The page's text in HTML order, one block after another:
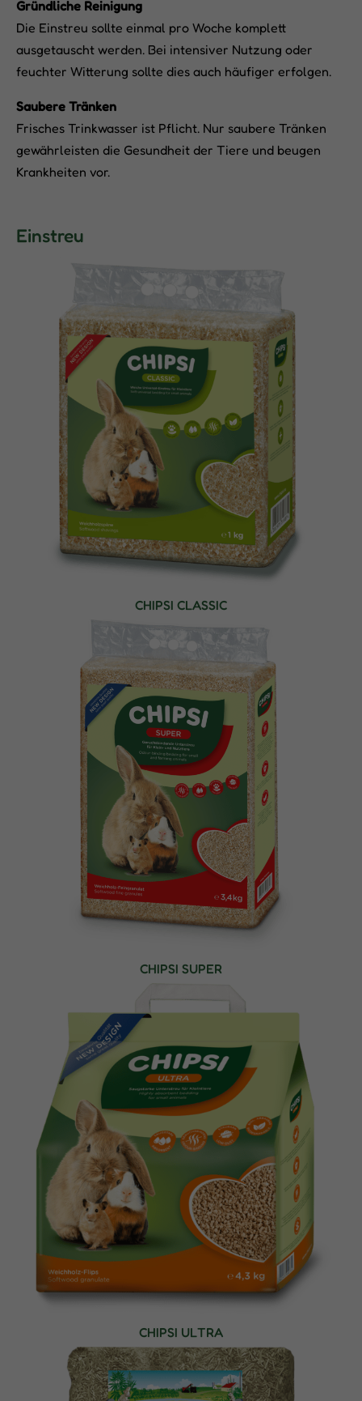
Gründliche Reinigung
Die Einstreu sollte einmal pro Woche komplett
ausgetauscht werden. Bei intensiver Nutzung oder
feuchter Witterung sollte dies auch häufiger erfolgen.
Saubere Tränken
Frisches Trinkwasser ist Pflicht. Nur saubere Tränken
gewährleisten die Gesundheit der Tiere und beugen
Krankheiten vor.
Einstreu
CHIPSI CLASSIC
CHIPSI SUPER
CHIPSI ULTRA